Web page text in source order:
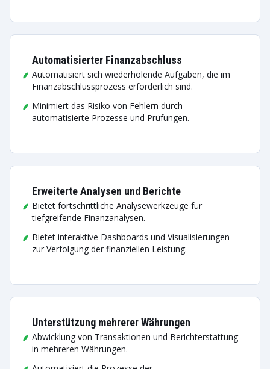
Automatisierter Finanzabschluss
Automatisiert sich wiederholende Aufgaben, die im
Finanzabschlussprozess erforderlich sind.
Minimiert das Risiko von Fehlern durch
automatisierte Prozesse und Prüfungen.
Erweiterte Analysen und Berichte
Bietet fortschrittliche Analysewerkzeuge für
tiefgreifende Finanzanalysen.
Bietet interaktive Dashboards und Visualisierungen
zur Verfolgung der finanziellen Leistung.
Unterstützung mehrerer Währungen
Abwicklung von Transaktionen und Berichterstattung
in mehreren Währungen.